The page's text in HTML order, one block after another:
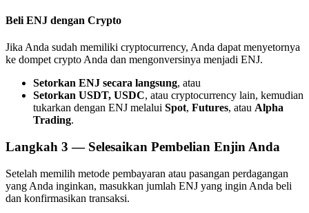
Afiliasi Bitrue
Beli ENJ dengan Crypto
Jika Anda sudah memiliki cryptocurrency, Anda dapat menyetornya
ke dompet crypto Anda dan mengonversinya menjadi ENJ.
Setorkan ENJ secara langsung, atau
Setorkan USDT, USDC, atau cryptocurrency lain, kemudian
tukarkan dengan ENJ melalui Spot, Futures, atau Alpha
Trading.
Langkah 3 — Selesaikan Pembelian Enjin Anda
Setelah memilih metode pembayaran atau pasangan perdagangan
yang Anda inginkan, masukkan jumlah ENJ yang ingin Anda beli
dan konfirmasikan transaksi.